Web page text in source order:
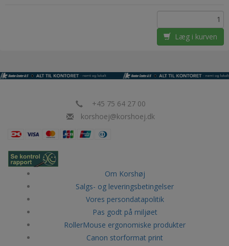
Læg i kurven
+45 75 64 27 00
korshoej@korshoej.dk
Om Korshøj
Salgs- og leveringsbetingelser
Vores persondatapolitik
Pas godt på miljøet
RollerMouse ergonomiske produkter
Canon storformat print